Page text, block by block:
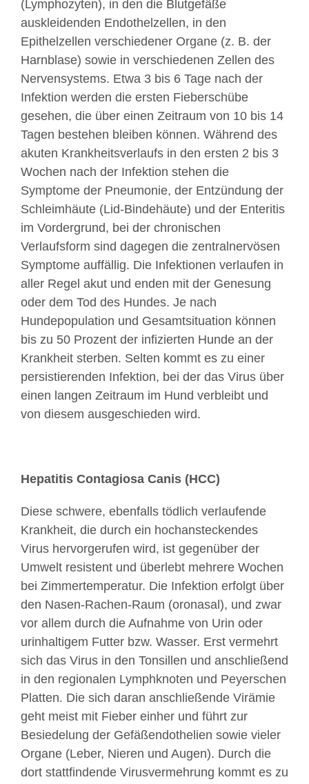
(Lymphozyten), in den die Blutgefäße
auskleidenden Endothelzellen, in den
Epithelzellen verschiedener Organe (z. B. der
Harnblase) sowie in verschiedenen Zellen des
Nervensystems. Etwa 3 bis 6 Tage nach der
Infektion werden die ersten Fieberschübe
gesehen, die über einen Zeitraum von 10 bis 14
Tagen bestehen bleiben können. Während des
akuten Krankheitsverlaufs in den ersten 2 bis 3
Wochen nach der Infektion stehen die
Symptome der Pneumonie, der Entzündung der
Schleimhäute (Lid-Bindehäute) und der Enteritis
im Vordergrund, bei der chronischen
Verlaufsform sind dagegen die zentralnervösen
Symptome auffällig. Die Infektionen verlaufen in
aller Regel akut und enden mit der Genesung
oder dem Tod des Hundes. Je nach
Hundepopulation und Gesamtsituation können
bis zu 50 Prozent der infizierten Hunde an der
Krankheit sterben. Selten kommt es zu einer
persistierenden Infektion, bei der das Virus über
einen langen Zeitraum im Hund verbleibt und
von diesem ausgeschieden wird.
Hepatitis Contagiosa Canis (HCC)
Diese schwere, ebenfalls tödlich verlaufende
Krankheit, die durch ein hochansteckendes
Virus hervorgerufen wird, ist gegenüber der
Umwelt resistent und überlebt mehrere Wochen
bei Zimmertemperatur. Die Infektion erfolgt über
den Nasen-Rachen-Raum (oronasal), und zwar
vor allem durch die Aufnahme von Urin oder
urinhaltigem Futter bzw. Wasser. Erst vermehrt
sich das Virus in den Tonsillen und anschließend
in den regionalen Lymphknoten und Peyerschen
Platten. Die sich daran anschließende Virämie
geht meist mit Fieber einher und führt zur
Besiedelung der Gefäßendothelien sowie vieler
Organe (Leber, Nieren und Augen). Durch die
dort stattfindende Virusvermehrung kommt es zu